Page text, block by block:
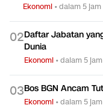
Ekonomi •dalam 5 jam
02Daftar Jabatan
Dunia
Ekonomi •dalam 5 jam
03Bos BGN Ancam
Ekonomi •dalam 5 jam